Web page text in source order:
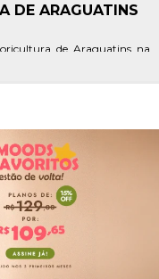
DE ARAGUATINS
de Araguatins na
Com ele, você terá todas
da Giu e avisos sobre
MACAÚBA
querida e procura por
você precisa conhecer as
Em nossa floricultura
de buquês de flores, cestas
e guloseimas que vão